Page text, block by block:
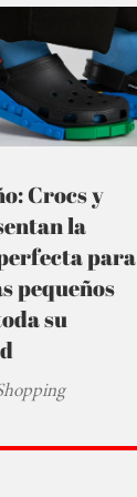
Crocs y
la
para
pequeños
su